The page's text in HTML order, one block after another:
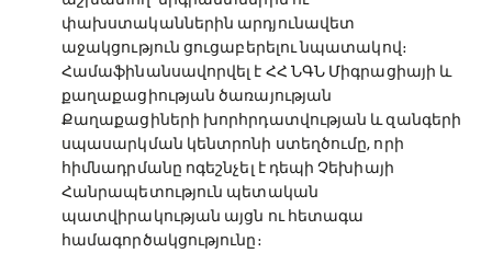
փախստականներին արդյունավետ
աջակցություն ցուցաբերելու նպատակով։
Համաֆինանսավորվել է ՀՀ ՆԳՆ Միգրացիայի և
քաղաքացիության ծառայության
Քաղաքացիների խորհրդատվության և զանգերի
սպասարկման կենտրոնի ստեղծումը, որի
հիմնադրմանը ոգեշնչել է դեպի Չեխիայի
Հանրապետություն պետական
պատվիրակության այցն ու հետագա
համագործակցությունը։